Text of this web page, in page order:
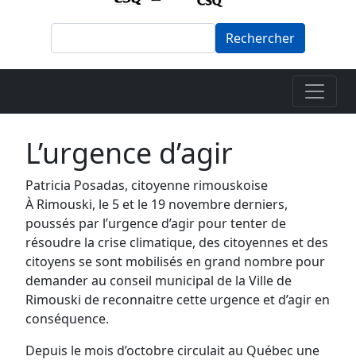
L’urgence d’agir
Patricia Posadas, citoyenne rimouskoise
À Rimouski, le 5 et le 19 novembre derniers,
poussés par l’urgence d’agir pour tenter de
résoudre la crise climatique, des citoyennes et des
citoyens se sont mobilisés en grand nombre pour
demander au conseil municipal de la Ville de
Rimouski de reconnaitre cette urgence et d’agir en
conséquence.
Depuis le mois d’octobre circulait au Québec une